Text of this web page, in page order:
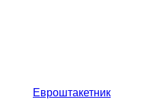
Евроштакетник